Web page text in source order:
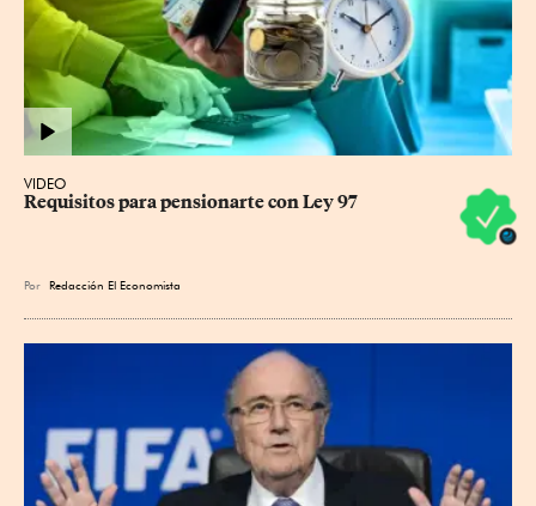
VIDEO
Requisitos para pensionarte con Ley 97
Por Redacción El Economista